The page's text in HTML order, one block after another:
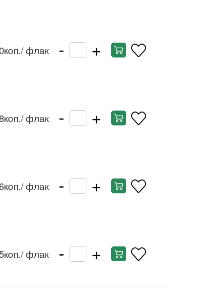
/ флак - +
/ флак - +
/ флак - +
/ флак - +